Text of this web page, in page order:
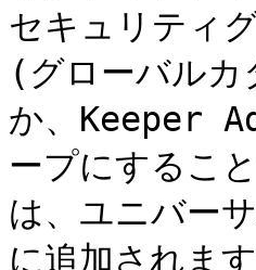
セキュリティ
(グローバル
か、Keeper
ープにするこ
は、ユニバー
に追加されます